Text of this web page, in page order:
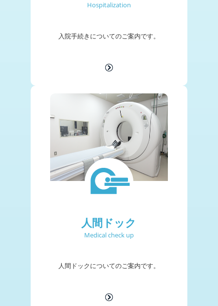
Hospitalization
入院手続きについてのご案内です。
人間ドック
Medical check up
人間ドックについてのご案内です。